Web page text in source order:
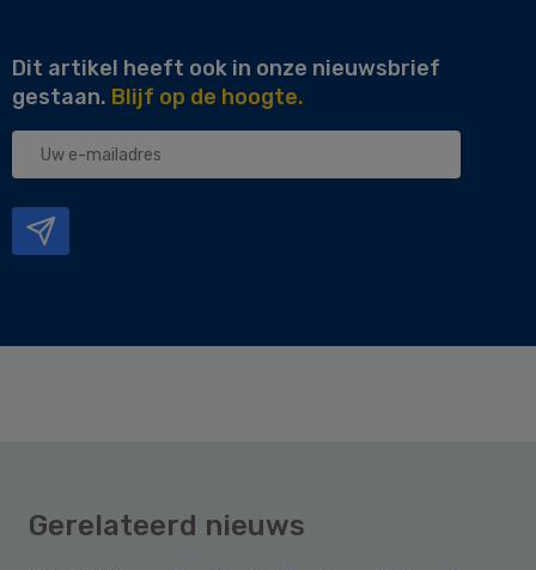
Dit artikel heeft ook in onze nieuwsbrief
gestaan. Blijf op de hoogte.
Uw
Gerelateerd nieuws